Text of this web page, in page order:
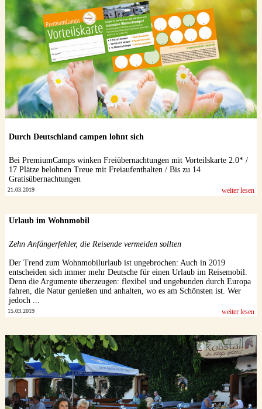
Durch Deutschland campen lohnt sich
Bei PremiumCamps winken Freiübernachtungen mit Vorteilskarte 2.0* /
17 Plätze belohnen Treue mit Freiaufenthalten / Bis zu 14
Gratisübernachtungen
21.03.2019 weiter lesen
Urlaub im Wohnmobil
Zehn Anfängerfehler, die Reisende vermeiden sollten
Der Trend zum Wohnmobilurlaub ist ungebrochen: Auch in 2019
entscheiden sich immer mehr Deutsche für einen Urlaub im Reisemobil.
Denn die Argumente überzeugen: flexibel und ungebunden durch Europa
fahren, die Natur genießen und anhalten, wo es am Schönsten ist. Wer
jedoch ...
15.03.2019 weiter lesen